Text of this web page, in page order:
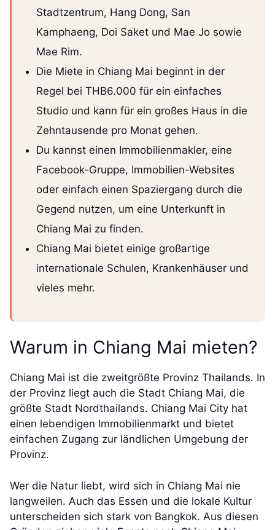
Stadtzentrum, Hang Dong, San
Kamphaeng, Doi Saket und Mae Jo sowie
Mae Rim.
Die Miete in Chiang Mai beginnt in der
Regel bei THB6.000 für ein einfaches
Studio und kann für ein großes Haus in die
Zehntausende pro Monat gehen.
Du kannst einen Immobilienmakler, eine
Facebook-Gruppe, Immobilien-Websites
oder einfach einen Spaziergang durch die
Gegend nutzen, um eine Unterkunft in
Chiang Mai zu finden.
Chiang Mai bietet einige großartige
internationale Schulen, Krankenhäuser und
vieles mehr.
Warum in Chiang Mai mieten?
Chiang Mai ist die zweitgrößte Provinz Thailands. In
der Provinz liegt auch die Stadt Chiang Mai, die
größte Stadt Nordthailands. Chiang Mai City hat
einen lebendigen Immobilienmarkt und bietet
einfachen Zugang zur ländlichen Umgebung der
Provinz.
Wer die Natur liebt, wird sich in Chiang Mai nie
langweilen. Auch das Essen und die lokale Kultur
unterscheiden sich stark von Bangkok. Aus diesen